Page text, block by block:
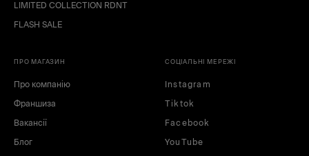
LIMITED COLLECTION RDNT
FLASH SALE
ПРО МАГАЗИН
Про компанію
Франшиза
Вакансії
Блог
СОЦІАЛЬНІ МЕРЕЖІ
Instagram
Tiktok
Facebook
YouTube